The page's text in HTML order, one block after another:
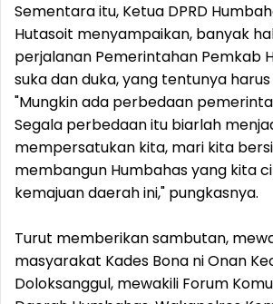
Sementara itu, Ketua DPRD
Hutasoit menyampaikan, banyak
perjalanan Pemerintahan Pemkab
suka dan duka, yang tentunya harus
"Mungkin ada perbedaan
Segala perbedaan itu biarlah
mempersatukan kita, mari kita
membangun Humbahas yang kita
kemajuan daerah ini," pungkasnya.
Turut memberikan sambutan,
masyarakat Kades Bona ni Onan
Doloksanggul, mewakili Forum